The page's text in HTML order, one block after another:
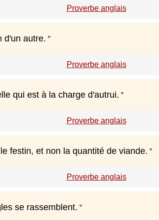
Proverbe anglais
d'un autre.
Proverbe anglais
qui est à la charge d'autrui.
Proverbe anglais
festin, et non la quantité de viande.
Proverbe anglais
se rassemblent.